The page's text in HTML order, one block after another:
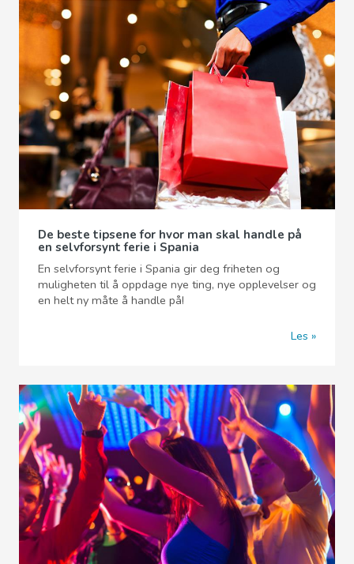
De beste tipsene for hvor man skal handle på
en selvforsynt ferie i Spania
En selvforsynt ferie i Spania gir deg friheten og
muligheten til å oppdage nye ting, nye opplevelser og
en helt ny måte å handle på!
Les